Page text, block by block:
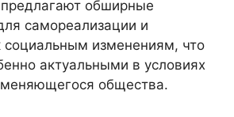
обширные
самореализации и
социальным изменениям, что
актуальными в условиях
общества.